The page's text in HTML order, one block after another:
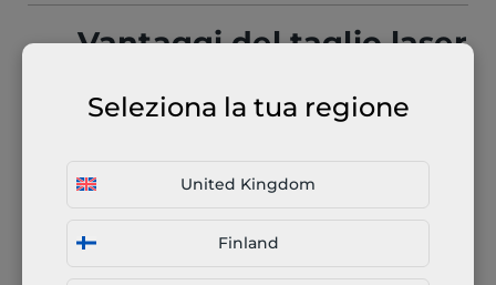
Seleziona la tua regione
United Kingdom
Finland
Vantaggi del taglio laser
tecnologia
Taglio 3D di tubi